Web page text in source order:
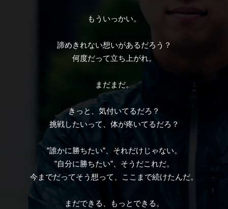
もういっかい。
諦めきれない想いがあるだろう？
何度だって立ち上がれ。
まだまだ。
きっと、気付いてるだろ？
挑戦したいって、体が疼いてるだろ？
”誰かに勝ちたい”、それだけじゃない。
”自分に勝ちたい”、そうだこれだ。
今までだってそう想って、ここまで続けたんだ。
まだできる、もっとできる。